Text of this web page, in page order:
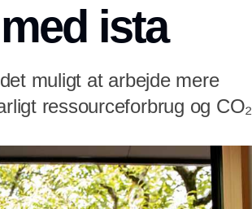
ista
muligt at arbejde mere
ressourceforbrug og CO₂